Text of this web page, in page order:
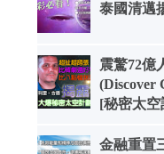
泰國清邁
震驚72億
(Discover
[秘密太
金融重置